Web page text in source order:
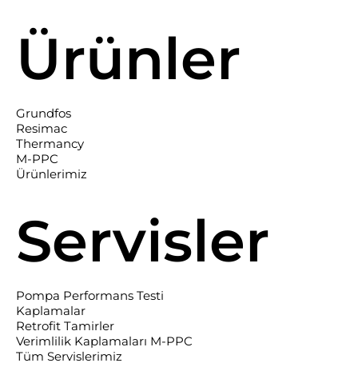
Ürünler
Grundfos
Resimac
Thermancy
M-PPC
Ürünlerimiz
Servisler
Pompa Performans Testi
Kaplamalar
Retrofit Tamirler
Verimlilik Kaplamaları M-PPC
Tüm Servislerimiz